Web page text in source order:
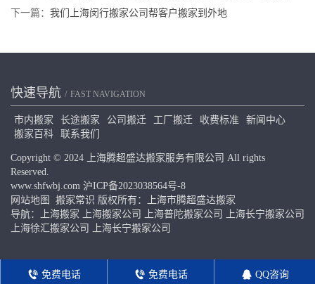
下一篇： 我们上海闵行搬家公司帮客户搬家到外地
快速导航 FAST NAVIGATION
市内搬家 长途搬家 公司搬迁 工厂搬迁 收费标准
新闻中心
搬家百科
联系我们
Copyright © 2024 上海腾超盛达搬家服务有限公司 All rights
Reserved.
www.shfwbj.com 沪ICP备2023038564号-8
网站地图
搬家常识 版权所有：上海市腾超盛达搬家
导航：
上海搬家 上海搬家公司 上海普陀搬家公司
上海长宁搬家公司
上海徐汇搬家公司
上海长宁搬家公司
免费电话 免费电话 QQ咨询